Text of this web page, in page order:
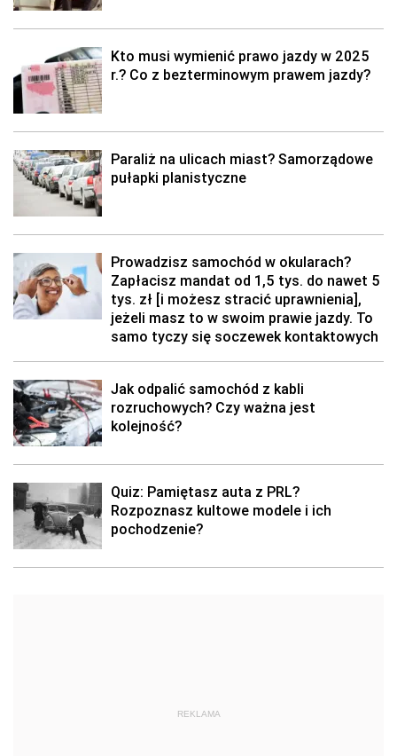
Kto musi wymienić prawo jazdy w 2025
r.? Co z bezterminowym prawem jazdy?
Paraliż na ulicach miast? Samorządowe
pułapki planistyczne
Prowadzisz samochód w okularach?
Zapłacisz mandat od 1,5 tys. do nawet 5
tys. zł [i możesz stracić uprawnienia],
jeżeli masz to w swoim prawie jazdy. To
samo tyczy się soczewek kontaktowych
Jak odpalić samochód z kabli
rozruchowych? Czy ważna jest
kolejność?
Quiz: Pamiętasz auta z PRL?
Rozpoznasz kultowe modele i ich
pochodzenie?
REKLAMA